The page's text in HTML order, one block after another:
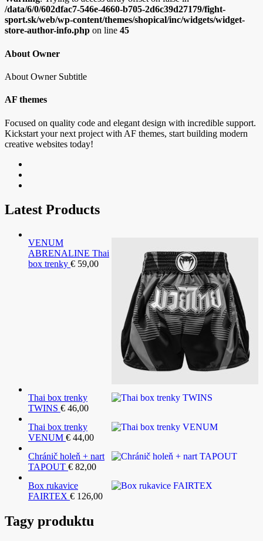
/data/6/0/602dfac7-546e-4660-b705-2d6c39d27179/fight-
sport.sk/web/wp-content/themes/shopical/inc/widgets/widget-
store-author-info.php on line 45
About Owner
About Owner Subtitle
AF themes
Focused on quality code and elegant design with incredible support.
Kickstart your next project with AF themes, start building modern
creative websites today!
Latest Products
VENUM
ABRENALINE Thai
box trenky € 59,00
Thai box trenky
TWINS € 46,00
Thai box trenky
VENUM € 44,00
Chránič holeň + nart
TAPOUT € 82,00
Box rukavice
FAIRTEX € 126,00
Tagy produktu